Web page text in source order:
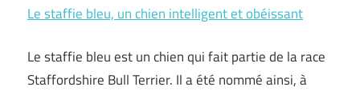
Le staffie bleu, un chien intelligent et obéissant
Le staffie bleu est un chien qui fait partie de la race
Staffordshire Bull Terrier. Il a été nommé ainsi, à